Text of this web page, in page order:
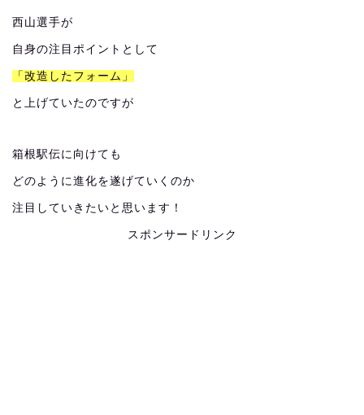
西山選手が
自身の注目ポイントとして
「改造したフォーム」
と上げていたのですが
箱根駅伝に向けても
どのように進化を遂げていくのか
注目していきたいと思います！
スポンサードリンク